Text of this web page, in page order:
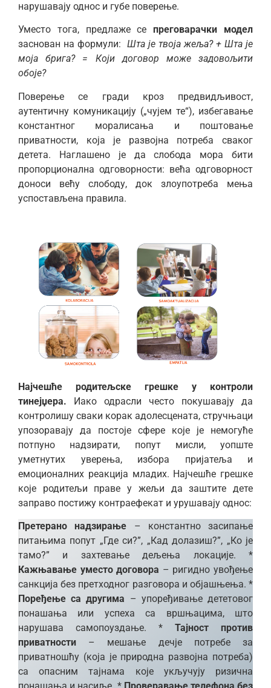
нарушавају однос и губе поверење.
Уместо тога, предлаже сепреговарачки модел
заснован на формули: Шта је твоја жеља? + Шта је
моја брига? = Који договор може задовољити
обоје?
Поверење се гради кроз предвидљивост,
аутентичну комуникацију („чујем те“), избегавање
константног моралисања и поштовање
приватности, која је развојна потреба сваког
детета. Наглашено је да слобода мора бити
пропорционална одговорности: већа одговорност
доноси већу слободу, док злоупотреба мења
успостављена правила.
Најчешће родитељске грешке у контроли
тинејџера. Иако одрасли често покушавају да
контролишу сваки корак адолесцената, стручњаци
упозоравају да постоје сфере које је немогуће
потпуно надзирати, попут мисли, уопште
уметнутих уверења, избора пријатеља и
емоционалних реакција младих. Најчешће грешке
које родитељи праве у жељи да заштите дете
заправо постижу контраефекат и урушавају однос:
Претерано надзирање – константно засипање
питањима попут „Где си?”, „Кад долазиш?”, „Ко је
тамо?” и захтевање дељења локације. *
Кажњавање уместо договора – ригидно увођење
санкција без претходног разговора и објашњења. *
Поређење са другима – упоређивање дететовог
понашања или успеха са вршњацима, што
нарушава самопоуздање. * Тајност против
приватности – мешање дечје потребе за
приватношћу (која је природна развојна потреба)
са опасним тајнама које укључују ризична